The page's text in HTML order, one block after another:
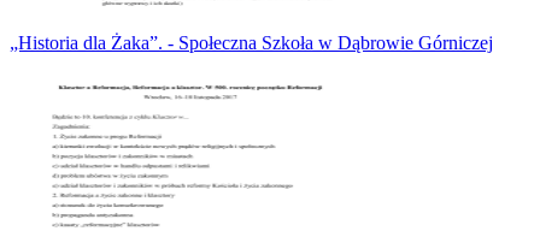
„Historia dla Żaka”. - Społeczna Szkoła w Dąbrowie Górniczej